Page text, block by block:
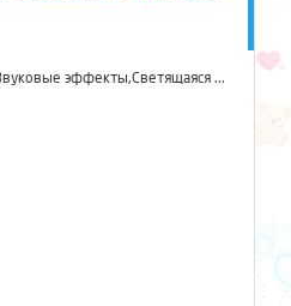
эффекты,Светящаяся ...